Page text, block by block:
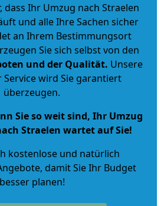
dass Ihr Umzug nach Straelen
und alle Ihre Sachen sicher
an Ihrem Bestimmungsort
Sie sich selbst von den
und der Qualität. Unsere
Service wird Sie garantiert
überzeugen.
Sie so weit sind, Ihr Umzug
Straelen wartet auf Sie!
kostenlose und natürlich
, damit Sie Ihr Budget
besser planen!